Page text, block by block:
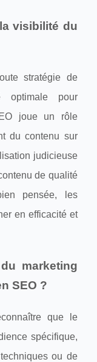
visibilité du
stratégie de
optimale pour
joue un rôle
du contenu sur
judicieuse
de qualité
pensée, les
en efficacité et
marketing
SEO ?
que le
spécifique,
ou de